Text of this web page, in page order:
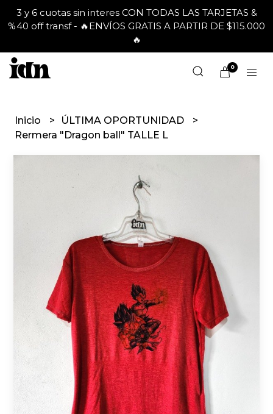
3 y 6 cuotas sin interes CON TODAS LAS TARJETAS &
%40 off transf - 🔥ENVÍOS GRATIS A PARTIR DE $115.000
🔥
0
Inicio
ÚLTIMA OPORTUNIDAD
Rermera "Dragon ball" TALLE L